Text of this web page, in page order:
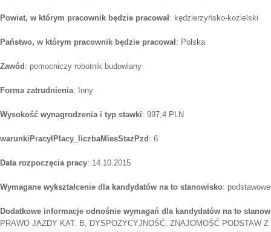
Powiat, w którym pracownik będzie pracował: kędzierzyńsko-kozielski
Państwo, w którym pracownik będzie pracował: Polska
Zawód : pomocniczy robotnik budowlany
Forma zatrudnienia: Inny
Wysokość wynagrodzenia i typ stawki: 997,4 PLN
warunkiPracyIPlacy_liczbaMiesStazPzd : 6
Data rozpoczęcia pracy: 14.10.2015
Wymagane wykształcenie dla kandydatów na to stanowisko: podstawowe
Dodatkowe informacje odnośnie wymagań dla kandydatów na to
PRAWO JAZDY KAT. B, DYSPOZYCYJNOŚĆ, ZNAJOMOŚĆ PODSTAW